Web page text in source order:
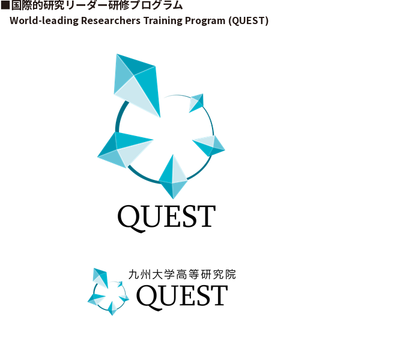
■国際的研究リーダー研修プログラム
World-leading Researchers Training Program (QUEST)